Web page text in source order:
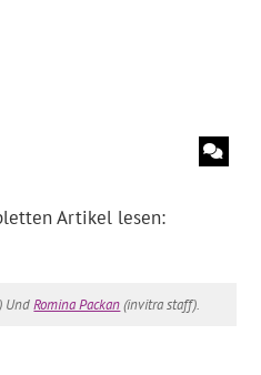
Artikel lesen:
UndRomina Packan(invitra staff).